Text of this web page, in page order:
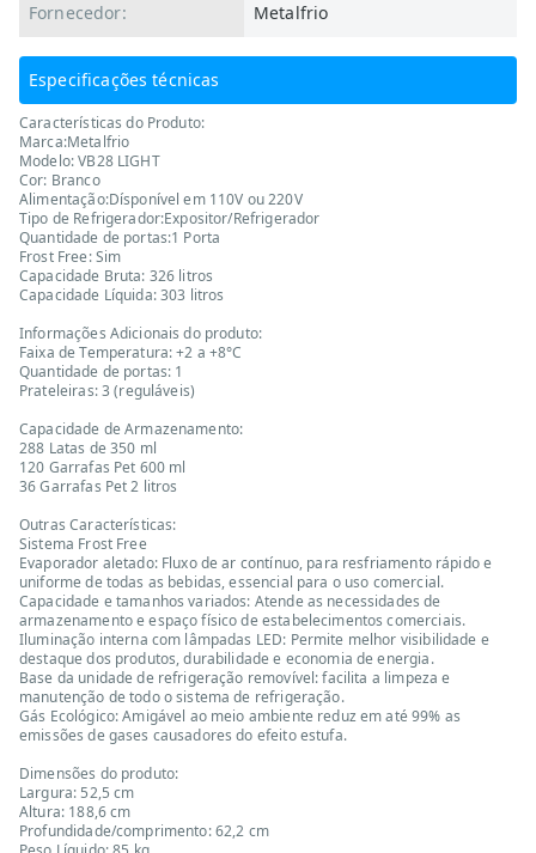
Fornecedor: Metalfrio
Especificações técnicas
Características do Produto:
Marca:Metalfrio
Modelo: VB28 LIGHT
Cor: Branco
Alimentação:Dísponível em 110V ou 220V
Tipo de Refrigerador:Expositor/Refrigerador
Quantidade de portas:1 Porta
Frost Free: Sim
Capacidade Bruta: 326 litros
Capacidade Líquida: 303 litros
Informações Adicionais do produto:
Faixa de Temperatura: +2 a +8°C
Quantidade de portas: 1
Prateleiras: 3 (reguláveis)
Capacidade de Armazenamento:
288 Latas de 350 ml
120 Garrafas Pet 600 ml
36 Garrafas Pet 2 litros
Outras Características:
Sistema Frost Free
Evaporador aletado: Fluxo de ar contínuo, para resfriamento rápido e
uniforme de todas as bebidas, essencial para o uso comercial.
Capacidade e tamanhos variados: Atende as necessidades de
armazenamento e espaço físico de estabelecimentos comerciais.
Iluminação interna com lâmpadas LED: Permite melhor visibilidade e
destaque dos produtos, durabilidade e economia de energia.
Base da unidade de refrigeração removível: facilita a limpeza e
manutenção de todo o sistema de refrigeração.
Gás Ecológico: Amigável ao meio ambiente reduz em até 99% as
emissões de gases causadores do efeito estufa.
Dimensões do produto:
Largura: 52,5 cm
Altura: 188,6 cm
Profundidade/comprimento: 62,2 cm